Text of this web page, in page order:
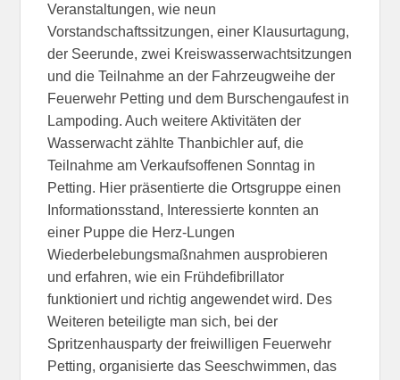
Veranstaltungen, wie neun
Vorstandschaftssitzungen, einer Klausurtagung,
der Seerunde, zwei Kreiswasserwachtsitzungen
und die Teilnahme an der Fahrzeugweihe der
Feuerwehr Petting und dem Burschengaufest in
Lampoding. Auch weitere Aktivitäten der
Wasserwacht zählte Thanbichler auf, die
Teilnahme am Verkaufsoffenen Sonntag in
Petting. Hier präsentierte die Ortsgruppe einen
Informationsstand, Interessierte konnten an
einer Puppe die Herz-Lungen
Wiederbelebungsmaßnahmen ausprobieren
und erfahren, wie ein Frühdefibrillator
funktioniert und richtig angewendet wird. Des
Weiteren beteiligte man sich, bei der
Spritzenhausparty der freiwilligen Feuerwehr
Petting, organisierte das Seeschwimmen, das